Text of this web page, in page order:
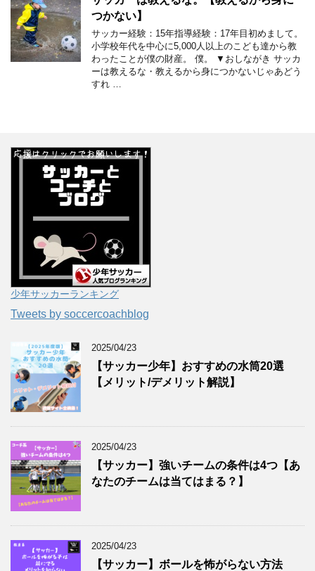
つかない】
サッカー経験：15年指導経験：17年目初めまして。
小学校年代を中心に5,000人以上のこども達から教
わったことが僕の財産。 僕。 ▼おしながき サッカ
ーは教えるな・教えるから身につかないじゃあどう
すれ …
少年サッカーランキング
Tweets by soccercoachblog
2025/04/23
【サッカー少年】おすすめの水筒20選
【メリット/デメリット解説】
2025/04/23
【サッカー】強いチームの条件は4つ【あ
なたのチームは当てはまる？】
2025/04/23
【サッカー】ボールを怖がらない方法